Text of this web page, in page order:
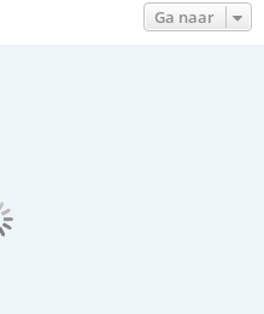
Ga naar